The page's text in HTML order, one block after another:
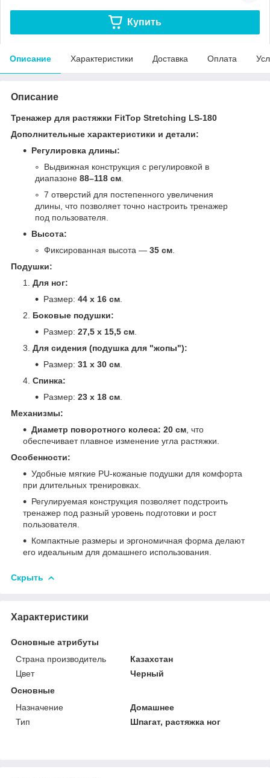
Купить
Описание Характеристики Доставка Оплата
Описание
Тренажер для растяжки FitTop Stretching LS-180
Дополнительные характеристики и детали:
Регулировка длины:
Выдвижная конструкция с регулировкой в
диапазоне 88–118 см
7 отверстий для постепенного увеличения
длины, что позволяет точно настроить тренажер
под пользователя.
Высота:
Фиксированная высота — 35 см
Подушки:
Для ног:
Размер: 44 x 16 см
Боковые подушки:
Размер: 27,5 x 15,5 см
Для сидения (подушка для "жопы"):
Размер: 31 x 30 см
Спинка:
Размер: 23 x 18 см
Механизмы:
Диаметр поворотного колеса: 20 см , что
обеспечивает плавное изменение угла растяжки.
Особенности:
Удобные мягкие PU-кожаные подушки для комфорта
при длительных тренировках.
Регулируемая конструкция позволяет подстроить
тренажер под разный уровень подготовки и рост
пользователя.
Компактные размеры и эргономичная форма делают
его идеальным для домашнего использования.
Скрыть
Характеристики
Основные атрибуты
Страна производитель
Казахстан
Цвет
Черный
Основные
Назначение
Домашнее
Тип
Шпагат, растяжка ног